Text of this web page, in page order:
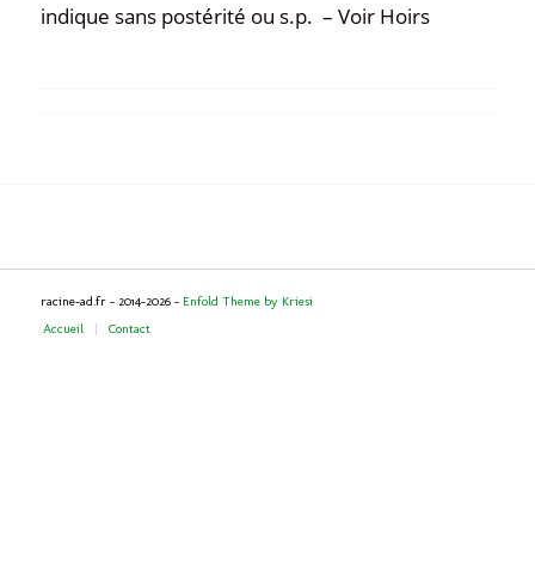
indique sans postérité ou s.p. – Voir Hoirs
racine-ad.fr - 2014-2026 - Enfold Theme by Kriesi
Accueil
Contact